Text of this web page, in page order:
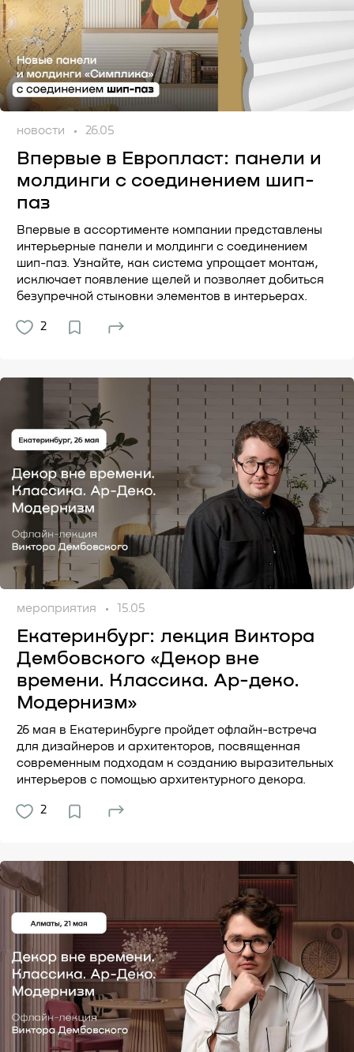
новости 26.05
Впервые в Европласт: панели и
молдинги с соединением шип-
паз
Впервые в ассортименте компании представлены
интерьерные панели и молдинги с соединением
шип-паз. Узнайте, как система упрощает монтаж,
исключает появление щелей и позволяет добиться
безупречной стыковки элементов в интерьерах.
2
мероприятия 15.05
Екатеринбург: лекция Виктора
Дембовского «Декор вне
времени. Классика. Ар-деко.
Модернизм»
26 мая в Екатеринбурге пройдет офлайн-встреча
для дизайнеров и архитекторов, посвященная
современным подходам к созданию выразительных
интерьеров с помощью архитектурного декора.
2